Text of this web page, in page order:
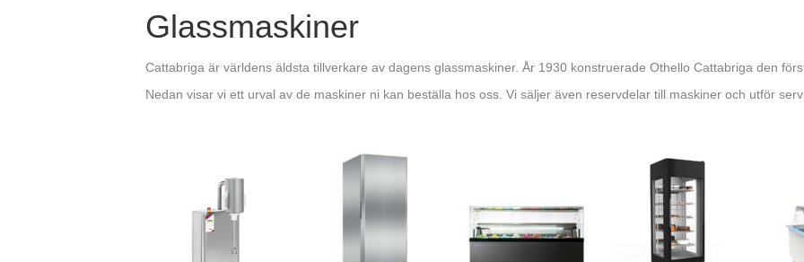
Glassmaskiner
Cattabriga är världens äldsta tillverkare av dagens glassmaskiner. År 1930 konstruerade Othello Cattabriga den
Nedan visar vi ett urval av de maskiner ni kan beställa hos oss. Vi säljer även reservdelar till maskiner och utför